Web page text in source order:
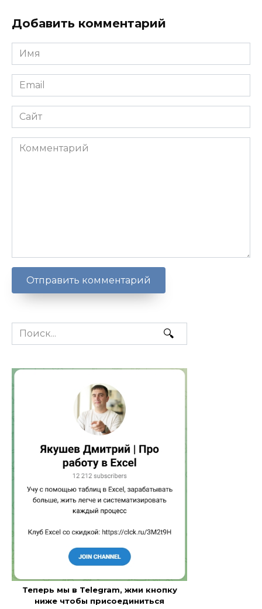
Добавить комментарий
Имя
*
Email
*
Сайт
Комментарий
Search
for:
Теперь мы в Telegram, жми кнопку
ниже чтобы присоединиться